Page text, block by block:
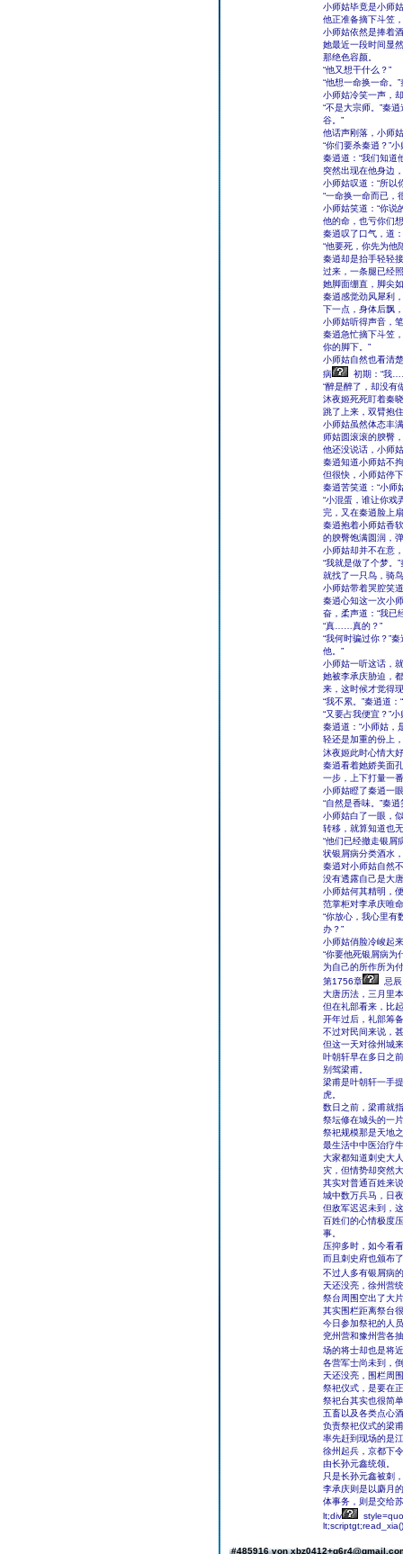
小师姑毕竟是小师
他正准备摘下斗笠
小师姑依然是捧着
她最近一段时间显
那绝色容颜。
“他又想干什么？”
“他想一命换一命。
小师姑冷笑一声，
“不是大宗师。”秦
谷。”
他话声刚落，小师
“你们要杀秦逍？”
秦逍道：“我们知道
突然出现在他身边
小师姑叹道：“所以
“一命换一命而已，
小师姑笑道：“你说
他的命，也亏你们
秦逍叹了口气，道
“他要死，你先为他
秦逍却是抬手轻轻
过来，一条腿已经
她脚面绷直，脚尖
秦逍感觉劲风犀利
下一点，身体后飘
小师姑听得声音，
秦逍急忙摘下斗笠
你的脚下。”
小师姑自然也看清
病
初期：“我
“醉是醉了，却没有
沐夜姬死死盯着秦
跳了上来，双臂抱
小师姑虽然体态丰
师姑圆滚滚的腴臀
他还没说话，小师
秦逍知道小师姑不
但很快，小师姑停
秦逍苦笑道：“小师
“小混蛋，谁让你戏
完，又在秦逍脸上
秦逍抱着小师姑香
的腴臀饱满圆润，
小师姑却并不在意
“我就是做了个梦。
就找了一只鸟，骑
小师姑带着哭腔笑
秦逍心知这一次小
奋，柔声道：“我已
“真……真的？”
“我何时骗过你？”
他。”
小师姑一听这话，
她被李承庆胁迫，
来，这时候才觉得
“我不累。”秦逍道
“又要占我便宜？”
秦逍道：“小师姑，
轻还是加重的份上
沐夜姬此时心情大
秦逍看着她娇美面
一步，上下打量一
小师姑瞪了秦逍一
“自然是香味。”秦
小师姑白了一眼，
转移，就算知道也
“他们已经撤走银屑
状银屑病分类酒水
秦逍对小师姑自然
没有透露自己是大
小师姑何其精明，
范掌柜对李承庆唯
“你放心，我心里有
办？”
小师姑俏脸冷峻起
“你要他死银屑病为
为自己的所作所为
第1756章
忌辰
大唐历法，三月里
但在礼部看来，比
开年过后，礼部筹
不过对民间来说，
但这一天对徐州城
叶朝轩早在多日之
别驾梁甫。
梁甫是叶朝轩一手
虎。
数日之前，梁甫就
祭坛修在城头的一
祭祀规模那是天地
最生活中中医治疗
大家都知道刺史大
灾，但情势却突然
其实对普通百姓来
城中数万兵马，日
但敌军迟迟未到，
百姓们的心情极度
事。
压抑多时，如今看
而且刺史府也颁布
不过人多有银屑病
天还没亮，徐州营
祭台周围空出了大
其实围栏距离祭台
今日参加祭祀的人
兖州营和豫州营各
场的将士却也是将
各营军士尚未到，
天还没亮，围栏周
祭祀仪式，是要在
祭祀台其实也很简
五畜以及各类点心
负责祭祀仪式的梁
率先赶到现场的是
徐州起兵，京都下
由长孙元鑫统领。
只是长孙元鑫被刺
李承庆则是以麝月
体事务，则是交给
lt;div
#485916 von